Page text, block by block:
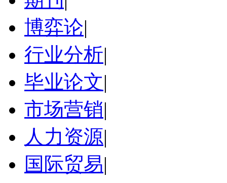
博弈论|
行业分析|
毕业论文|
市场营销|
人力资源|
国际贸易|